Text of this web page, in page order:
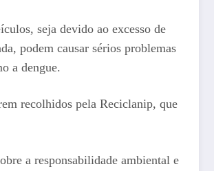
seja devido ao excesso de
podem causar sérios problemas
a dengue.
recolhidos pela Reciclanip, que
a responsabilidade ambiental e